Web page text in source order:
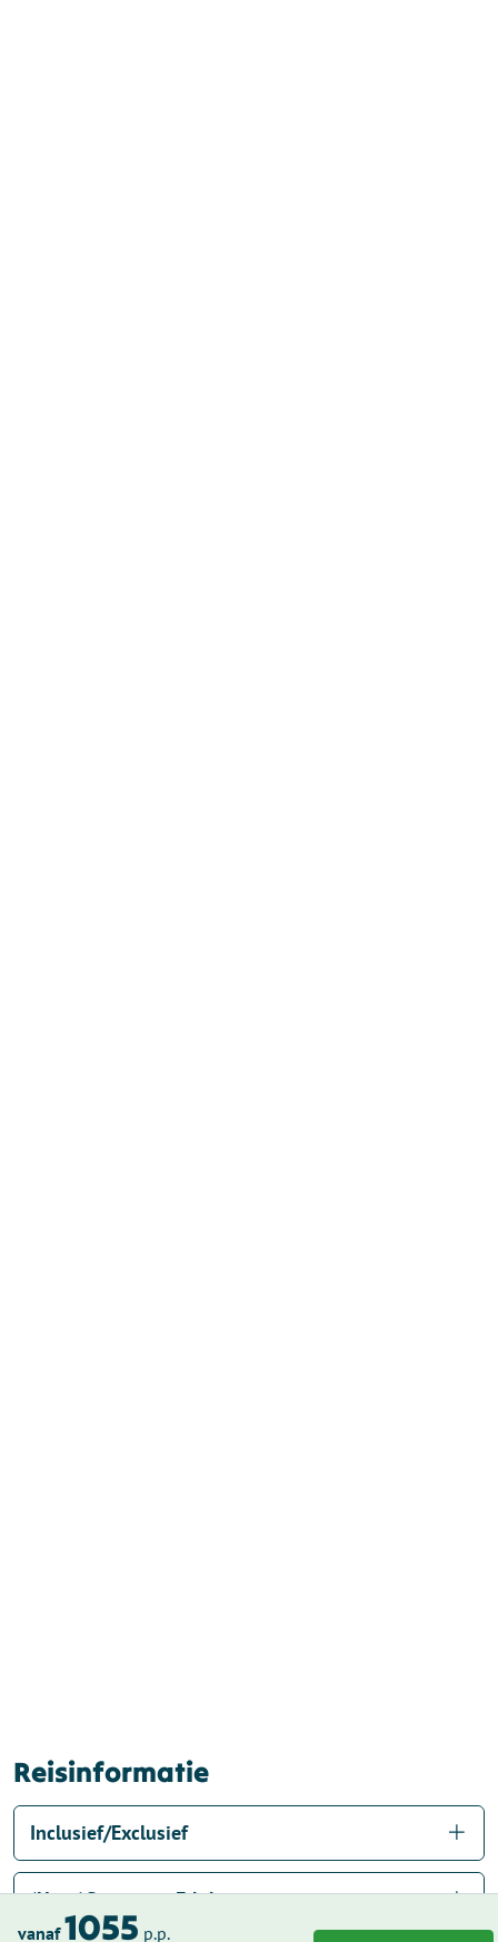
vanaf 1055 p.p.
Reisinformatie
Inclusief/Exclusief
(Huur)fietsen en E-bikes